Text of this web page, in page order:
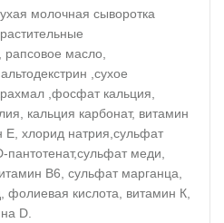
молочная сыворотка
масло,
,сухое
,фосфат кальция,
кальция карбонат, витамин
Е, хлорид натрия,сульфат
меди,
В6, сульфат марганца,
фолиевая кислота, витамин К,
D.